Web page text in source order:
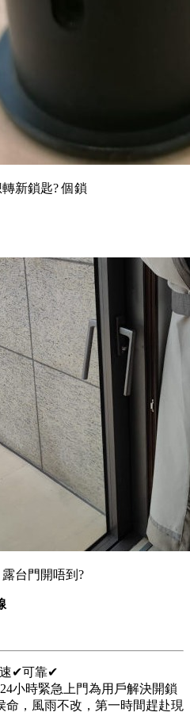
新鎖匙? 個鎖
台門開唔到?
✔可靠✔
小時緊急上門為用戶解決開鎖
，風雨不改，第一時間趕赴現